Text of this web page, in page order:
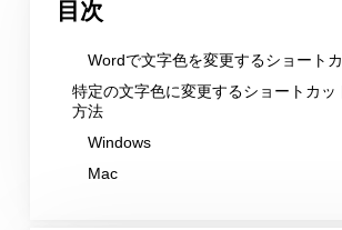
目次
Wordで文字色を変更するショート
特定の文字色に変更するショートカッ
方法
Windows
Mac